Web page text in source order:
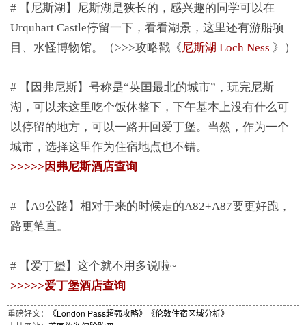
# 【尼斯湖】尼斯湖是狭长的，感兴趣的同学可以在
Urquhart Castle停留一下，看看湖景，这里还有游船项
目、水怪博物馆。（>>>攻略戳《尼斯湖 Loch Ness 》）
# 【因弗尼斯】号称是“英国最北的城市”，玩完尼斯
湖，可以来这里吃个饭休整下，下午基本上没有什么可
以停留的地方，可以一路开回爱丁堡。当然，作为一个
城市，选择这里作为住宿地点也不错。
>>>>>因弗尼斯酒店查询
# 【A9公路】相对于来的时候走的A82+A87要更好跑，
路更笔直。
# 【爱丁堡】这个就不用多说啦~
>>>>>爱丁堡酒店查询
重磅好文： 《London Pass超强攻略》
《伦敦住宿区域分析》